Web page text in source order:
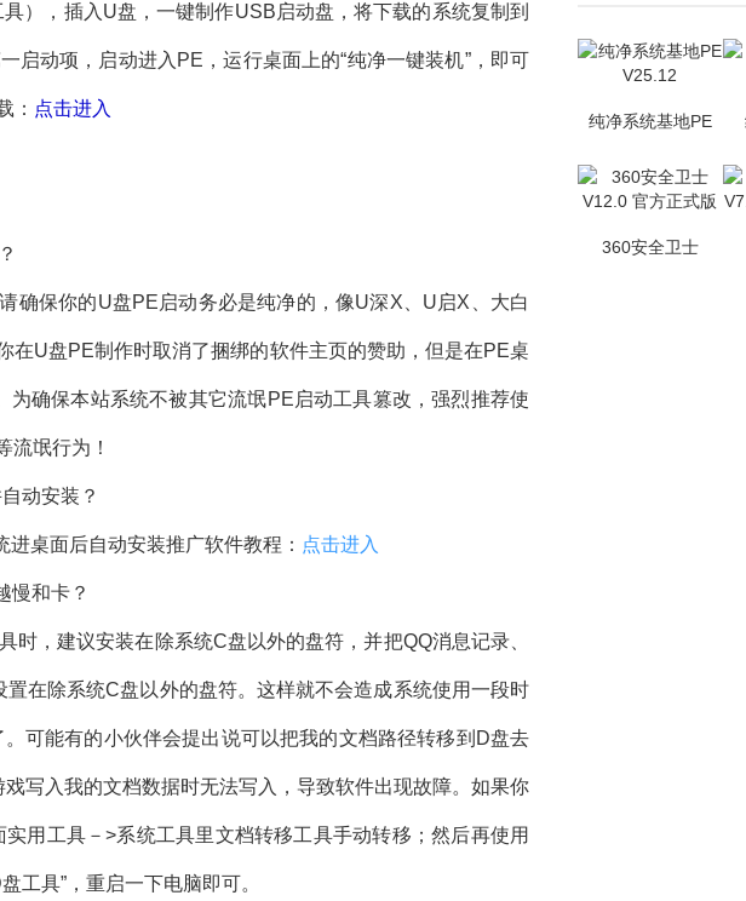
，插入U盘，一键制作USB启动盘，将下载的系统复制到
启动项，启动进入PE，运行桌面上的“纯净一键装机”，即可
： 点击进入
保你的U盘PE启动务必是纯净的，像U深X、U启X、大白
在U盘PE制作时取消了捆绑的软件主页的赞助，但是在PE桌
确保本站系统不被其它流氓PE启动工具篡改，强烈推荐使
流氓行为！
动安装？
桌面后自动安装推广软件教程： 点击进入
慢和卡？
，建议安装在除系统C盘以外的盘符，并把QQ消息记录、
在除系统C盘以外的盘符。这样就不会造成系统使用一段时
可能有的小伙伴会提出说可以把我的文档路径转移到D盘去
写入我的文档数据时无法写入，导致软件出现故障。如果你
用工具－>系统工具里文档转移工具手动转移；然后再使用
工具”，重启一下电脑即可。
纯净系统基地PE
360安全卫士